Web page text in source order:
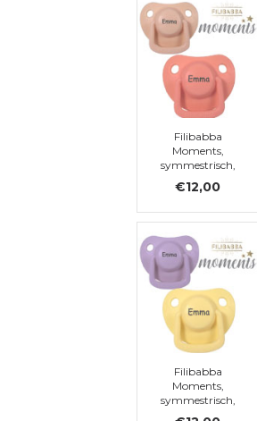
Filibabba
Moments,
symmestrisch,
€12,00
Filibabba
Moments,
symmestrisch,